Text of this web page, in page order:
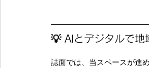
💡 AIとデジタルで地
誌面では、当スペースが進